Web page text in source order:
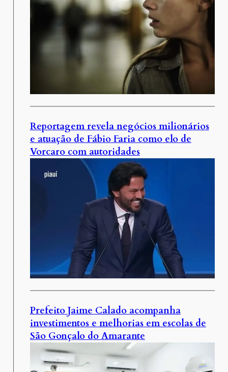
Reportagem revela negócios milionários
e atuação de Fábio Faria como elo de
Vorcaro com autoridades
Prefeito Jaime Calado acompanha
investimentos e melhorias em escolas de
São Gonçalo do Amarante